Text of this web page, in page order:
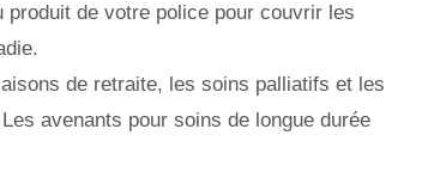
de votre police pour couvrir les
de retraite, les soins palliatifs et les
avenants pour soins de longue durée